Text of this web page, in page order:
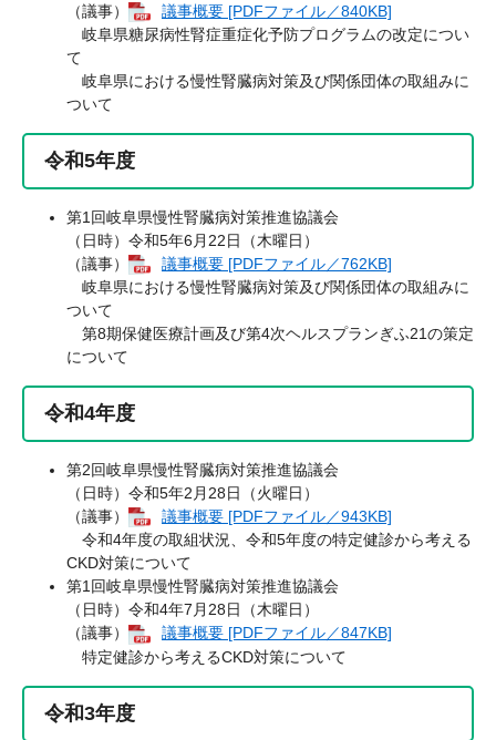
（議事）
議事概要 [PDFファイル／840KB]
岐阜県糖尿病性腎症重症化予防プログラムの改定につい
て
岐阜県における慢性腎臓病対策及び関係団体の取組みに
ついて
令和5年度
第1回岐阜県慢性腎臓病対策推進協議会
（日時）令和5年6月22日（木曜日）
（議事）
議事概要 [PDFファイル／762KB]
岐阜県における慢性腎臓病対策及び関係団体の取組みに
ついて
第8期保健医療計画及び第4次ヘルスプランぎふ21の策定
について
令和4年度
第2回岐阜県慢性腎臓病対策推進協議会
（日時）令和5年2月28日（火曜日）
（議事）
議事概要 [PDFファイル／943KB]
令和4年度の取組状況、令和5年度の特定健診から考える
CKD対策について
第1回岐阜県慢性腎臓病対策推進協議会
（日時）令和4年7月28日（木曜日）
（議事）
議事概要 [PDFファイル／847KB]
特定健診から考えるCKD対策について
令和3年度